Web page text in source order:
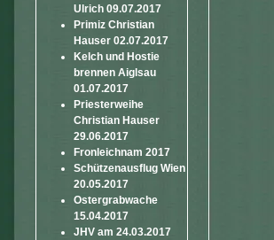
Ulrich 09.07.2017
Primiz Christian
Hauser 02.07.2017
Kelch und Hostie
brennen Aiglsau
01.07.2017
Priesterweihe
Christian Hauser
29.06.2017
Fronleichnam 2017
Schützenausflug Wien
20.05.2017
Ostergrabwache
15.04.2017
JHV am 24.03.2017